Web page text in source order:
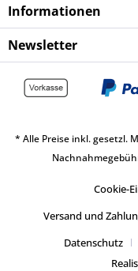
Informationen
Newsletter
* Alle Preise inkl. gesetzl.
Cookie-
Versand und
Datenschutz